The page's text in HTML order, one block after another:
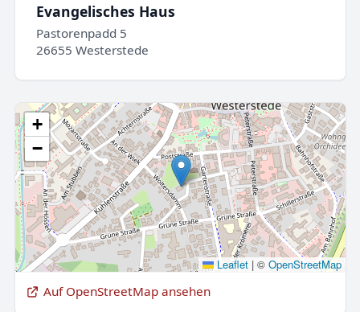
Evangelisches Haus
Pastorenpadd 5
26655 Westerstede
+
−
Leaflet |© OpenStreetMap
Auf OpenStreetMap ansehen